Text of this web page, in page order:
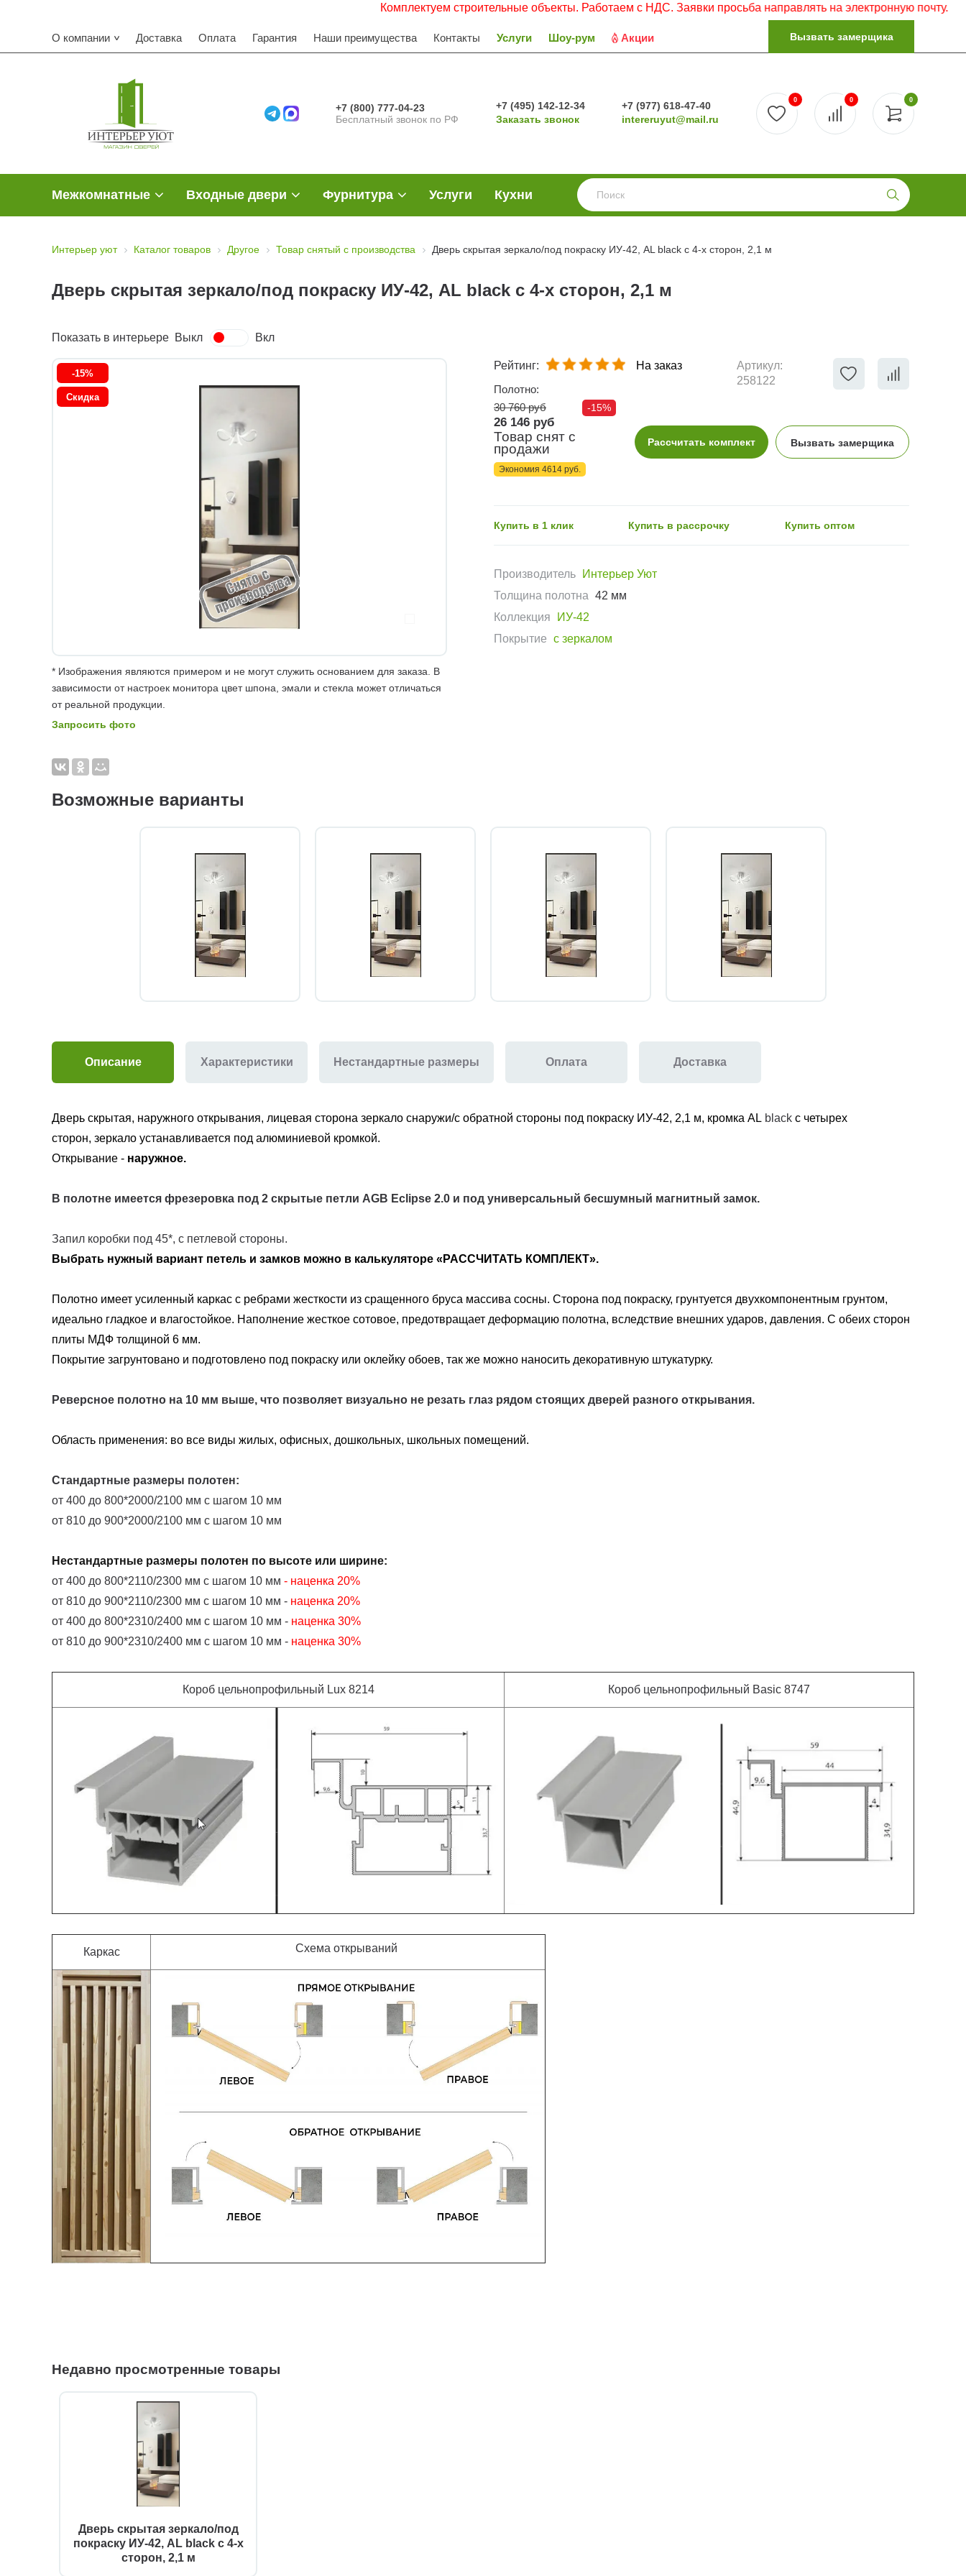
Комплектуем строительные объекты. Работаем с НДС. Заявки просьба направлять на электронную почту.
О компании Доставка Оплата Гарантия Наши преимущества Контакты Услуги Шоу-рум Акции Вызвать замерщика
+7 (800) 777-04-23
Бесплатный звонок по РФ
+7 (495) 142-12-34
Заказать звонок
+7 (977) 618-47-40
intereruyut@mail.ru
0
0 0
Межкомнатные Входные двери Фурнитура Услуги Кухни
Интерьер уют Каталог товаров Другое Товар снятый с производства Дверь скрытая зеркало/под покраску ИУ-42, AL black с 4-х сторон, 2,1 м
Дверь скрытая зеркало/под покраску ИУ-42, AL black с 4-х сторон, 2,1 м
Показать в интерьере Выкл Вкл
-15%
Скидка
* Изображения являются примером и не могут служить основанием для заказа. В
зависимости от настроек монитора цвет шпона, эмали и стекла может отличаться
от реальной продукции.
Запросить фото
Рейтинг: На заказ
Артикул:
258122
Полотно:
30 760 руб
-15%
26 146 руб
Товар снят с
продажи
Экономия 4614 руб.
Рассчитать комплект Вызвать замерщика
Купить в 1 клик Купить в рассрочку Купить оптом
Производитель
Интерьер Уют
Толщина полотна 42 мм
Коллекция
ИУ-42
Покрытие с зеркалом
Возможные варианты
Описание Характеристики Нестандартные размеры Оплата Доставка
Дверь скрытая, наружного открывания, лицевая сторона зеркало снаружи/с обратной стороны под покраску ИУ-42, 2,1 м, кромка AL black с четырех
сторон, зеркало устанавливается под алюминиевой кромкой.
Открывание - наружное.
В полотне имеется фрезеровка под 2 скрытые петли AGB Eclipse 2.0 и под универсальный бесшумный магнитный замок.
Запил коробки под 45*, с петлевой стороны.
Выбрать нужный вариант петель и замков можно в калькуляторе «РАССЧИТАТЬ КОМПЛЕКТ».
Полотно имеет усиленный каркас с ребрами жесткости из сращенного бруса массива сосны. Сторона под покраску, грунтуется двухкомпонентным грунтом,
идеально гладкое и влагостойкое. Наполнение жесткое сотовое, предотвращает деформацию полотна, вследствие внешних ударов, давления. С обеих сторон
плиты МДФ толщиной 6 мм.
Покрытие загрунтовано и подготовлено под покраску или оклейку обоев, так же можно наносить декоративную штукатурку.
Реверсное полотно на 10 мм выше, что позволяет визуально не резать глаз рядом стоящих дверей разного открывания.
Область применения: во все виды жилых, офисных, дошкольных, школьных помещений.
Стандартные размеры полотен:
от 400 до 800*2000/2100 мм с шагом 10 мм
от 810 до 900*2000/2100 мм с шагом 10 мм
Нестандартные размеры полотен по высоте или ширине:
от 400 до 800*2110/2300 мм с шагом 10 мм - наценка 20%
от 810 до 900*2110/2300 мм с шагом 10 мм - наценка 20%
от 400 до 800*2310/2400 мм с шагом 10 мм - наценка 30%
от 810 до 900*2310/2400 мм с шагом 10 мм - наценка 30%
Короб цельнопрофильный Lux 8214 Короб цельнопрофильный Basic 8747
Каркас Схема открываний
Недавно просмотренные товары
Дверь скрытая зеркало/под
покраску ИУ-42, AL black с 4-х
сторон, 2,1 м